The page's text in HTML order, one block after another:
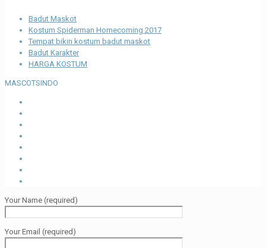
Badut Maskot
Kostum Spiderman Homecoming 2017
Tempat bikin kostum badut maskot
Badut Karakter
HARGA KOSTUM
MASCOTSINDO
Your Name (required)
Your Email (required)